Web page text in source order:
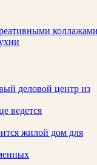
деловой центр из
ведется
жилой дом для